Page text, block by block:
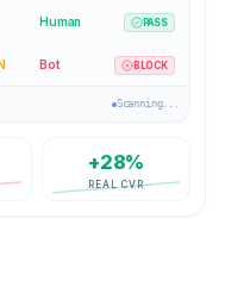
Bot BLOCK
Human PASS
Scanning...
+28%
REAL CVR